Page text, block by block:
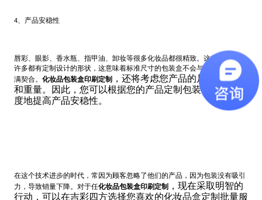
4、产品安稳性
唇彩、眼影、香水瓶、指甲油、卸妆等很多化妆品都很精致。这些产品中的
许多都有定制设计的形状，这意味着标准尺寸的包装盒不会与精美的外观完
满契合。 化妆品包装盒印刷定制，还将考虑您产品的尺寸、形状
和重量。因此，您可以根据您的产品定制包装，以较大限
度地提高产品安稳性。
在这个技术进步的时代，常因为顾客忽略了他们的产品，因为包装没有吸引
力，导致销量下降。对于任化妆品包装盒印刷定制，现在采取明智的
行动，可以在吉彩四方选择您喜欢的化妆品盒定制批量服